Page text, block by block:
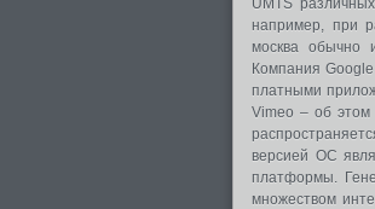
UMTS
например, при
москва обычно
Компания
платными
Vimeo – об этом
версией ОС
платформы.
множеством